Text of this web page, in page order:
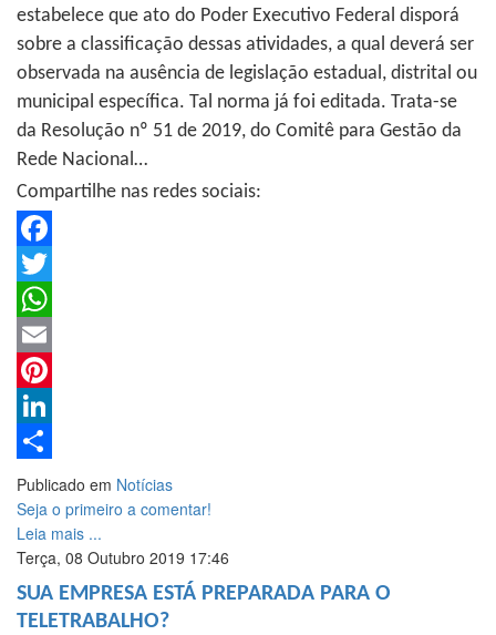
estabelece que ato do Poder Executivo Federal disporá
sobre a classificação dessas atividades, a qual deverá ser
observada na ausência de legislação estadual, distrital ou
municipal específica. Tal norma já foi editada. Trata-se
da Resolução nº 51 de 2019, do Comitê para Gestão da
Rede Nacional…
Compartilhe nas redes sociais:
Facebook
Twitter
WhatsApp
Email
Pinterest
LinkedIn
Share
Publicado em Notícias
Seja o primeiro a comentar!
Leia mais ...
Terça, 08 Outubro 2019 17:46
SUA EMPRESA ESTÁ PREPARADA PARA O
TELETRABALHO?